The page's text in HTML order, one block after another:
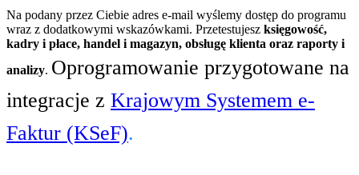
Na podany przez Ciebie adres e-mail wyślemy dostęp do programu
wraz z dodatkowymi wskazówkami. Przetestujesz księgowość,
kadry i płace, handel i magazyn, obsługę klienta oraz raporty i
analizy. Oprogramowanie przygotowane na
integracje z Krajowym Systemem e-
Faktur (KSeF).